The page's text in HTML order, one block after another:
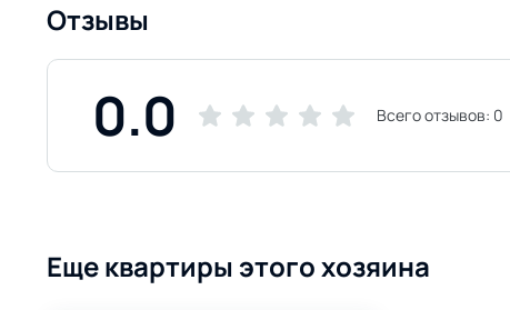
Отзывы
0.0 Всего отзывов: 0
Еще квартиры этого хозяина